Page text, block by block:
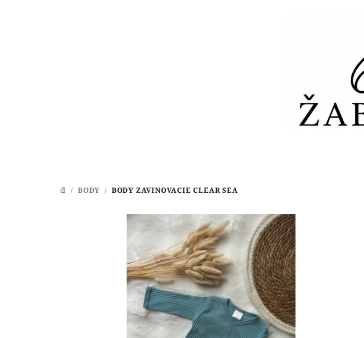
DOMOV
/ BODY / BODY ZAVINOVACIE CLEAR SEA